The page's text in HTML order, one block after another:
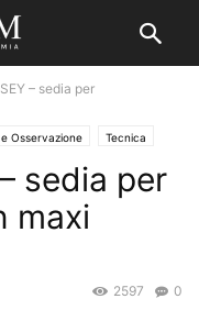
– sedia per
Osservazione Tecnica
sedia per
maxi
0
2597